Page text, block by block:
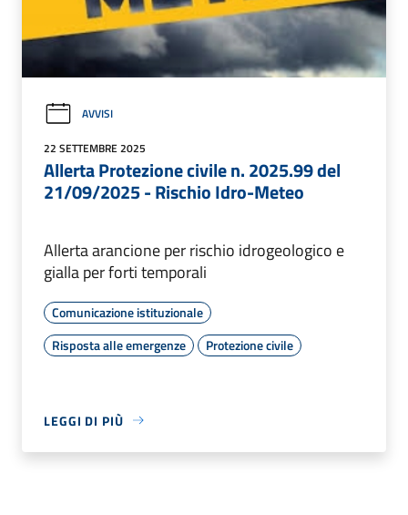
AVVISI
22 SETTEMBRE 2025
Allerta Protezione civile n. 2025.99 del
21/09/2025 - Rischio Idro-Meteo
Allerta arancione per rischio idrogeologico e
gialla per forti temporali
Comunicazione istituzionale
Risposta alle emergenze
Protezione civile
LEGGI DI PIÙ